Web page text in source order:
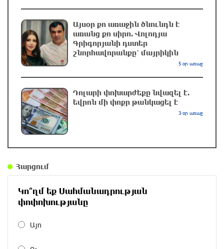
«Հրապարակ». Մեղրին կարեւոր է` չի կարելի
«պռավալ տալ. Կենաց մահու կռիվ ենք
տալու»
3 ժամ առաջ
Իրանը երբեք միջnւկային զինшմթերք չի
ունենա, և ԱՄՆ-ը կօգտագործի իր ունեցած
բոլոր գործիքները, որ այդ հարցը հասցնի
ճիշտ հանգուցալուծման․ Վենս
հետհամով. առևտրային ճգնաժամը մտել է
վտանգավոր փուլ. «Փաստ»
Այսօր քո առաջին ծնունդն է
առանց քո սիրո. Վոլոդյա
Գրիգորյանի դստեր
շնորհավորանքը՝ մայրիկին
5 օր առաջ
Դոլարի փոխարժեքը նվազել է.
եվրոն մի փոքր թանկացել է
3 օր առաջ
Հարցում
Կո՞ղմ եք Սահմանադրության
փոփոխությանը
Այո